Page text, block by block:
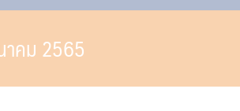
าคม 2565